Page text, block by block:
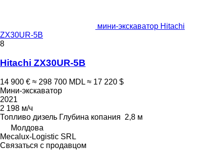
мини-экскаватор Hitachi
ZX30UR-5B
8
Hitachi ZX30UR-5B
14 900 € ≈ 298 700 MDL ≈ 17 220 $
Мини-экскаватор
2021
2 198 м/ч
Топливо дизель Глубина копания 2,8 м
Молдова
Mecalux-Logistic SRL
Связаться с продавцом